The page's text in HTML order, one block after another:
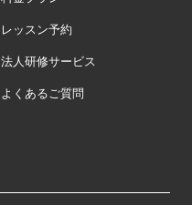
レッスン予約
法人研修サービス
よくあるご質問